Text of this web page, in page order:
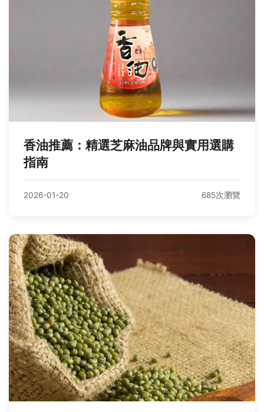
香油推薦：精選芝麻油品牌與實用選購
指南
2026-01-20 685次瀏覽